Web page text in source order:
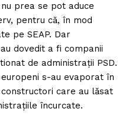
prea se pot aduce
pentru că, în mod
pe SEAP. Dar
dovedit a fi companii
de administrații PSD.
s-au evaporat în
care au lăsat
încurcate.